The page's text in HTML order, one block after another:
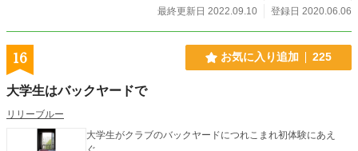
最終更新日 2022.09.10
登録日 2020.06.06
16 お気に入り追加 225
大学生はバックヤードで
リリーブルー
大学生がクラブのバックヤードにつれこまれ初体験にあえ